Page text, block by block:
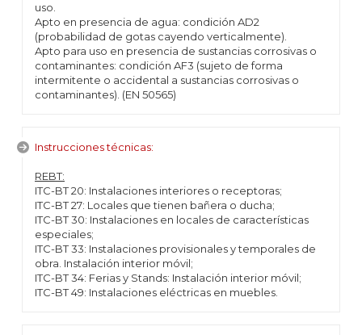
uso.
Apto en presencia de agua: condición AD2
(probabilidad de gotas cayendo verticalmente).
Apto para uso en presencia de sustancias corrosivas o
contaminantes: condición AF3 (sujeto de forma
intermitente o accidental a sustancias corrosivas o
contaminantes). (EN 50565)
Instrucciones técnicas:
REBT:
ITC-BT 20: Instalaciones interiores o receptoras;
ITC-BT 27: Locales que tienen bañera o ducha;
ITC-BT 30: Instalaciones en locales de características
especiales;
ITC-BT 33: Instalaciones provisionales y temporales de
obra. Instalación interior móvil;
ITC-BT 34: Ferias y Stands: Instalación interior móvil;
ITC-BT 49: Instalaciones eléctricas en muebles.